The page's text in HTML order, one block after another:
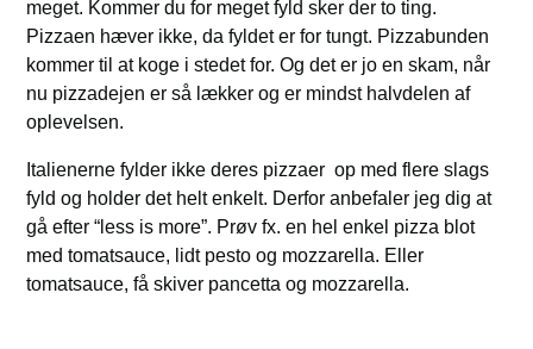
meget. Kommer du for meget fyld sker der to ting.
Pizzaen hæver ikke, da fyldet er for tungt. Pizzabunden
kommer til at koge i stedet for. Og det er jo en skam, når
nu pizzadejen er så lækker og er mindst halvdelen af
oplevelsen.
Italienerne fylder ikke deres pizzaer op med flere slags
fyld og holder det helt enkelt. Derfor anbefaler jeg dig at
gå efter “less is more”. Prøv fx. en hel enkel pizza blot
med tomatsauce, lidt pesto og mozzarella. Eller
tomatsauce, få skiver pancetta og mozzarella.